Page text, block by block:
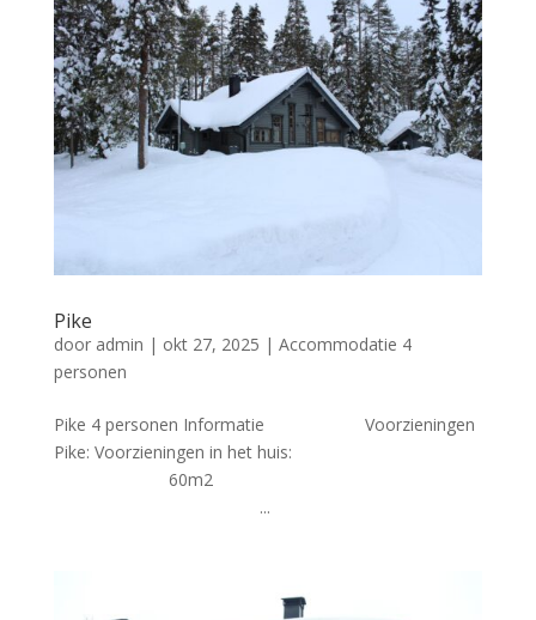
Pike
door admin | okt 27, 2025 | Accommodatie 4
personen
Pike 4 personen Informatie Voorzieningen
Pike: Voorzieningen in het huis:
60m2
...